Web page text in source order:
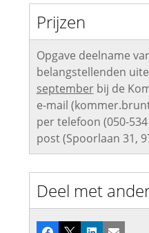
Prijzen
Opgave deelname
belangstellenden
septemberbij de
e-mail
per telefoon (050-
post (Spoorlaan 31,
Deel met